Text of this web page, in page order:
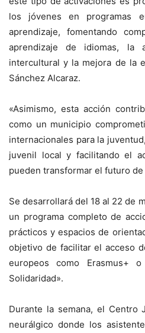
los jóvenes en programas
aprendizaje, fomentando
aprendizaje de idiomas, la
intercultural y la mejora de la
Sánchez Alcaraz.
«Asimismo, esta acción
como un municipio
internacionales para la
juvenil local y facilitando el
pueden transformar el futuro
Se desarrollará del 18 al 22 de
un programa completo de
prácticos y espacios de
objetivo de facilitar el acceso
europeos como Erasmus+
Solidaridad».
Durante la semana, el Centro
neurálgico donde los